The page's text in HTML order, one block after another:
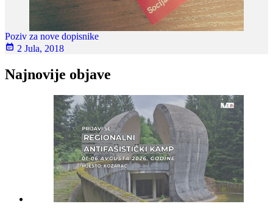
Poziv za nove dopisnike
2 Jula, 2018
Najnovije objave